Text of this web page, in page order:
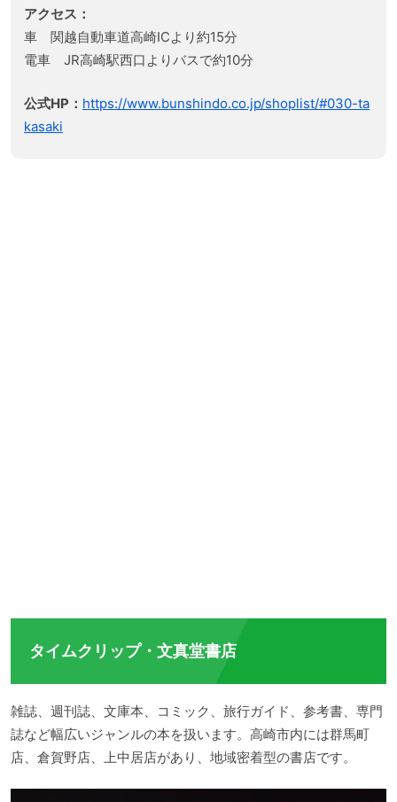
アクセス：
車 関越自動車道高崎ICより約15分
電車 JR高崎駅西口よりバスで約10分
公式HP： https://www.bunshindo.co.jp/shoplist/#030-ta
kasaki
タイムクリップ・文真堂書店
雑誌、週刊誌、文庫本、コミック、旅行ガイド、参考書、専門
誌など幅広いジャンルの本を扱います。高崎市内には群馬町
店、倉賀野店、上中居店があり、地域密着型の書店です。